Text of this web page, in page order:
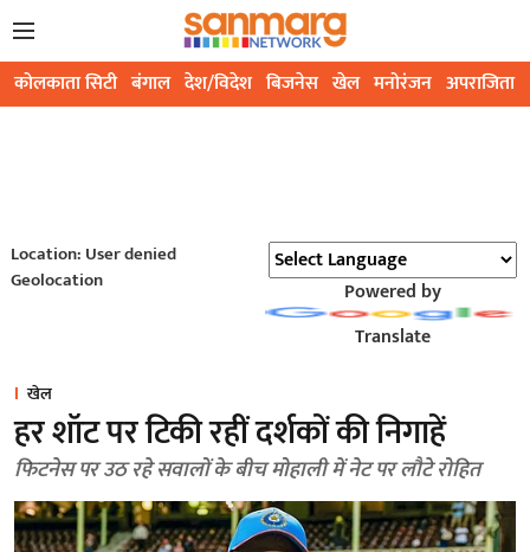
कोलकाता सिटी बंगाल देश/विदेश बिजनेस खेल मनोरंजन अपराजिता
Location: User denied
Geolocation
Powered by
Translate
खेल
हर शॉट पर टिकी रहीं दर्शकों की निगाहें
फिटनेस पर उठ रहे सवालों के बीच मोहाली में नेट पर लौटे रोहित